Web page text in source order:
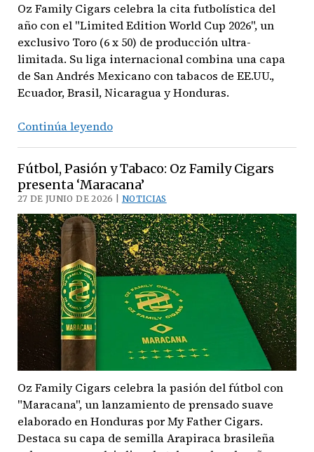
Oz Family Cigars celebra la cita futbolística del
año con el "Limited Edition World Cup 2026", un
exclusivo Toro (6 x 50) de producción ultra-
limitada. Su liga internacional combina una capa
de San Andrés Mexicano con tabacos de EE.UU.,
Ecuador, Brasil, Nicaragua y Honduras.
Continúa leyendoPasión
Family
Cigars
el
‘Limited
Edition
World
Cup
2026’
Fútbol, Pasión y Tabaco: Oz Family Cigars
presenta ‘Maracana’
27 DE JUNIO DE 2026 | NOTICIAS
Oz Family Cigars celebra la pasión del fútbol con
"Maracana", un lanzamiento de prensado suave
elaborado en Honduras por My Father Cigars.
Destaca su capa de semilla Arapiraca brasileña